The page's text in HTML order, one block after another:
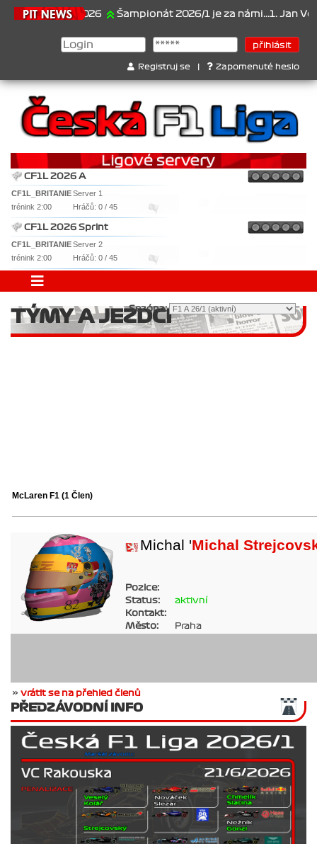
21.6.2026 Šampionát 2026/1 je za námi...1. Jan Veselý
Registruj se Zapomenuté heslo
CF1L 2026 A
CF1L_BRITANIEServer 1
trénink 2:00
Hráčů: 0 / 45
CF1L 2026 Sprint
CF1L_BRITANIEServer 2
trénink 2:00
Hráčů: 0 / 45
TÝMY A JEZDCI
Sezóna:
McLaren F1 (1 Člen)
Michal 'Michal
Pozice:
Status:
aktivní
Kontakt:
Město:
Praha
» vrátit se na přehled členů
PŘEDZÁVODNÍ INFO